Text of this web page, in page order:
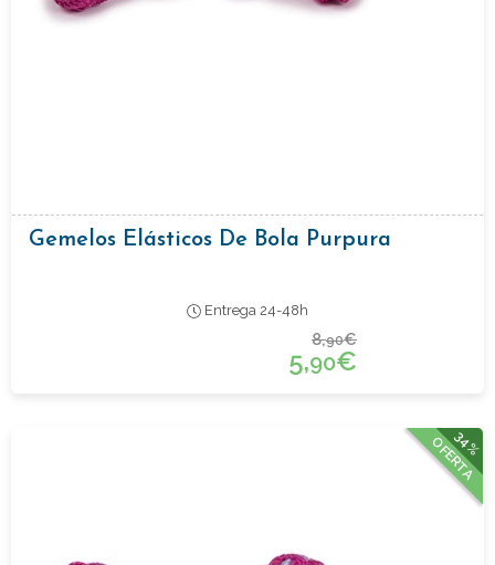
Gemelos Elásticos De Bola Purpura
Entrega 24-48h
8,90€
5,90€
34%
OFERTA